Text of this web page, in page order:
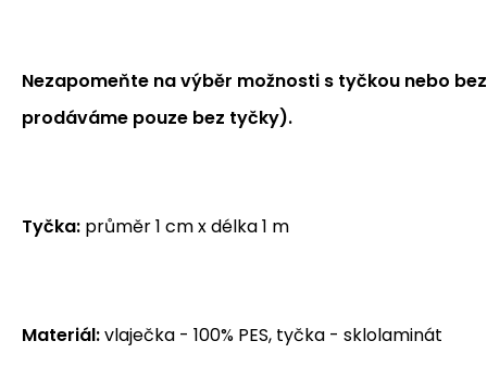
Nezapomeňte na výběr možnosti s tyčkou nebo
prodáváme pouze bez tyčky).
Tyčka: průměr 1 cm x délka 1 m
Materiál:vlaječka - 100% PES, tyčka - sklolaminát